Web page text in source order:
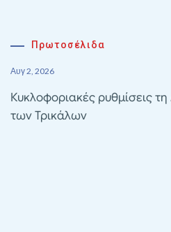
Πρωτοσέλιδα
Αυγ 2, 2026
Κυκλοφοριακές ρυθμίσεις
των Τρικάλων